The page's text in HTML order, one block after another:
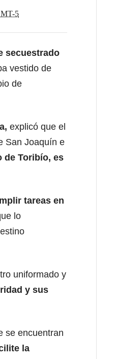
5
secuestrado
vestido de
de
explicó que el
San Joaquín e
de Toribío, es
tareas en
lo
uniformado y
y sus
se encuentran
la